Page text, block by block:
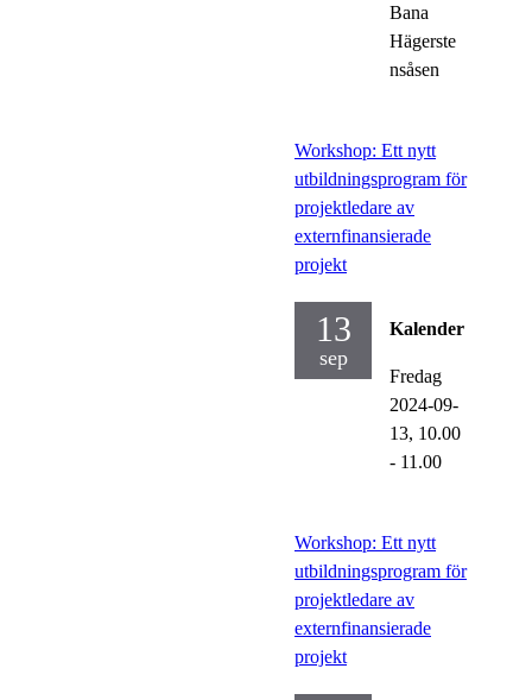
Bana
Hägerste
nsåsen
Workshop: Ett nytt
utbildningsprogram för
projektledare av
externfinansierade
projekt
13
sep
Kalender
Fredag
2024-09-
13, 10.00
- 11.00
Workshop: Ett nytt
utbildningsprogram för
projektledare av
externfinansierade
projekt